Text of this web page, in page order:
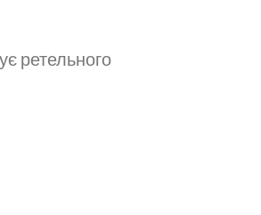
ретельного